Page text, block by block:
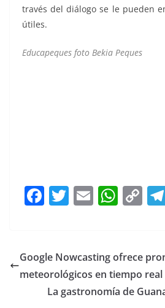
través del diálogo se le pueden
útiles.
Educapeques foto Bekia Peques
F
e
b
o
T
er
E
l
W
s
A
p
C
y
Li
n
Google Nowcasting ofrece
meteorológicos en tiempo real
La gastronomía de